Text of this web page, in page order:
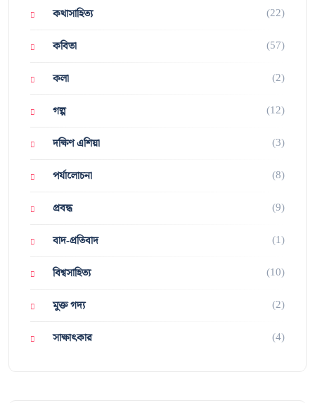
কথাসাহিত্য (22)
কবিতা (57)
কলা (2)
গল্প (12)
দক্ষিণ এশিয়া (3)
পর্যালোচনা (8)
প্রবন্ধ (9)
বাদ-প্রতিবাদ (1)
বিশ্বসাহিত্য (10)
মুক্ত গদ্য (2)
সাক্ষাৎকার (4)